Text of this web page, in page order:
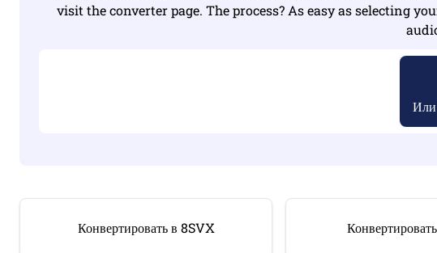
visit the converter page. The process? As easy as selecting
Или
Конвертировать в 8SVX